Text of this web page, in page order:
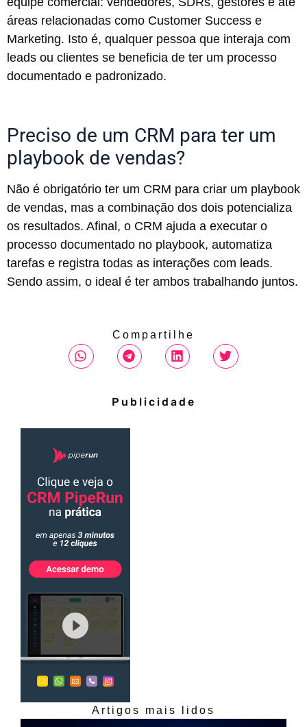
áreas relacionadas como Customer Success e
Marketing. Isto é, qualquer pessoa que interaja com
leads ou clientes se beneficia de ter um processo
documentado e padronizado.
Preciso de um CRM para ter um
playbook de vendas?
Não é obrigatório ter um CRM para criar um playbook
de vendas, mas a combinação dos dois potencializa
os resultados. Afinal, o CRM ajuda a executar o
processo documentado no playbook, automatiza
tarefas e registra todas as interações com leads.
Sendo assim, o ideal é ter ambos trabalhando juntos.
Compartilhe
Publicidade
Artigos mais lidos